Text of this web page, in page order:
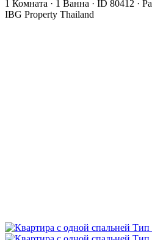
1 Комната · 1 Ванна · ID 80412 ·
IBG Property Thailand